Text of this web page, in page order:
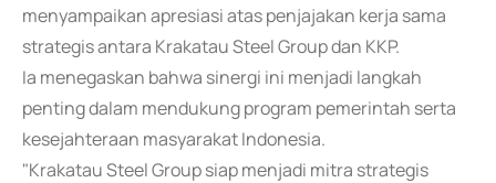
menyampaikan apresiasi atas penjajakan kerja sama
strategis antara Krakatau Steel Group dan KKP.
Ia menegaskan bahwa sinergi ini menjadi langkah
penting dalam mendukung program pemerintah serta
kesejahteraan masyarakat Indonesia.
"Krakatau Steel Group siap menjadi mitra strategis